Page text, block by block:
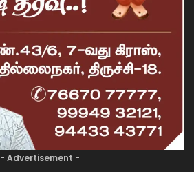
- Advertisement -